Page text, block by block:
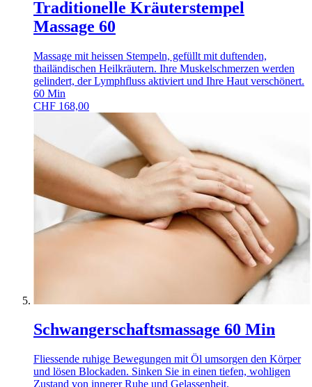
Traditionelle Kräuterstempel
Massage 60
Massage mit heissen Stempeln, gefüllt mit duftenden,
thailändischen Heilkräutern. Ihre Muskelschmerzen werden
gelindert, der Lymphfluss aktiviert und Ihre Haut verschönert.
60 Min
CHF 168,00
Schwangerschaftsmassage 60 Min
Fliessende ruhige Bewegungen mit Öl umsorgen den Körper
und lösen Blockaden. Sinken Sie in einen tiefen, wohligen
Zustand von innerer Ruhe und Gelassenheit.